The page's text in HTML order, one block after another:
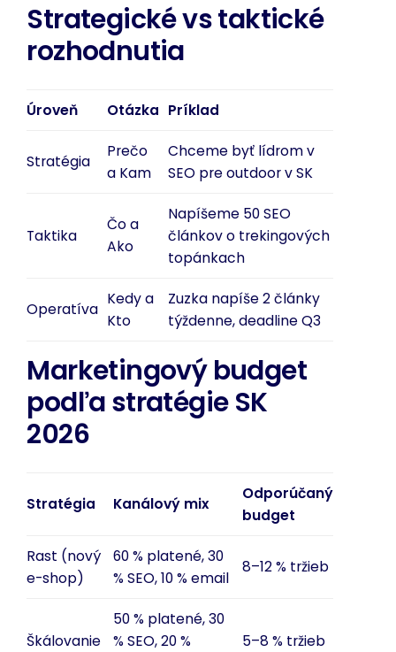
Strategické vs taktické
rozhodnutia
Úroveň Otázka Príklad
Stratégia
Prečo
a Kam
Chceme byť lídrom v
SEO pre outdoor v SK
Taktika
Čo a
Ako
Napíšeme 50 SEO
článkov o trekingových
topánkach
Operatíva
Kedy a
Kto
Zuzka napíše 2 články
týždenne, deadline Q3
Marketingový budget
podľa stratégie SK
2026
Stratégia Kanálový mix
Odporúčaný
budget
Rast (nový
e-shop)
60 % platené, 30
% SEO, 10 % email
8–12 % tržieb
Škálovanie
50 % platené, 30
% SEO, 20 %
5–8 % tržieb